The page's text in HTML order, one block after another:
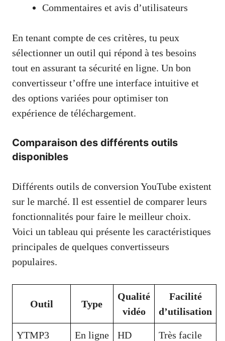
Commentaires et avis d’utilisateurs
En tenant compte de ces critères, tu peux
sélectionner un outil qui répond à tes besoins
tout en assurant ta sécurité en ligne. Un bon
convertisseur t’offre une interface intuitive et
des options variées pour optimiser ton
expérience de téléchargement.
Comparaison des différents outils
disponibles
Différents outils de conversion YouTube existent
sur le marché. Il est essentiel de comparer leurs
fonctionnalités pour faire le meilleur choix.
Voici un tableau qui présente les caractéristiques
principales de quelques convertisseurs
populaires.
Outil Type
Qualité
vidéo
Facilité
d’utilisation
YTMP3 En ligne HD Très facile